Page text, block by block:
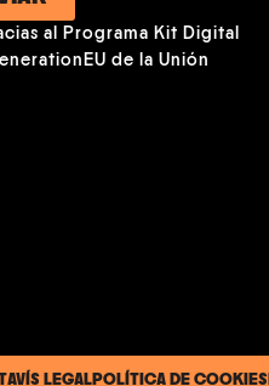
al Programa Kit Digital
de la Unión
AVÍS LEGAL POLÍTICA DE COOKIES